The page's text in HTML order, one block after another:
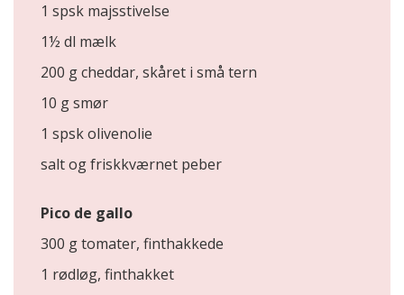
1 spsk majsstivelse
1½ dl mælk
200 g cheddar, skåret i små tern
10 g smør
1 spsk olivenolie
salt og friskkværnet peber
Pico de gallo
300 g tomater, finthakkede
1 rødløg, finthakket